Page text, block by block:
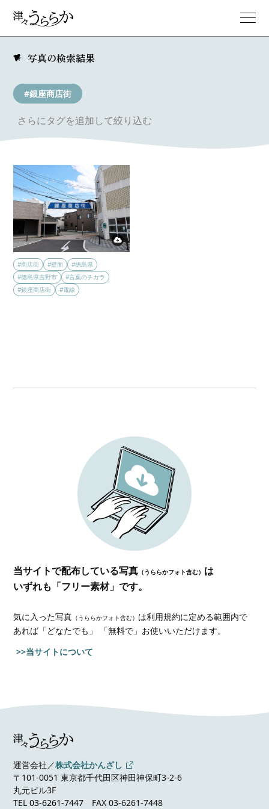
写真の検索結果
#銀座商店街
さらにタグを追加して絞り込む
#商店街 #壁面
#徳島県
#徳島県吉野市
#言葉のチカラ
#銀座商店街
#電線
当サイトで配布している写真 （うららかフォト含む） は
いずれも「フリー素材」です。
気に入った写真 （うららかフォト含む） は利用規約に定める範囲内で
あれば「どなたでも」 「無料で」お使いいただけます。
>>当サイトについて
運営会社／株式会社かんざし
〒101-0051 東京都千代田区神田神保町3-2-6
丸元ビル3F
TEL03-6261-7447 FAX 03-6261-7448